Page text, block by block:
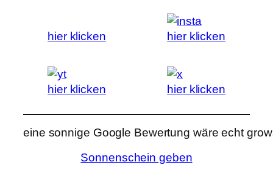
hier klicken hier klicken
hier klicken hier klicken
eine sonnige Google Bewertung wäre echt
Sonnenschein geben